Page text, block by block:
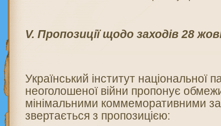
V. Пропозиції щодо заходів 28
Український інститут національної
неоголошеної війни пропонує
мінімальними коммеморативними
звертається з пропозицією: